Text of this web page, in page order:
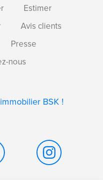
Estimer
Avis clients
Presse
nous
BSK !